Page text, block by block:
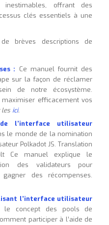
inestimables, offrant des
clés essentiels à une
brèves descriptions de
: Ce manuel fournit des
sur la façon de réclamer
de notre écosystème.
efficacement vos
les ici.
l’interface utilisateur
le monde de la nomination
Polkadot JS. Translation
Ce manuel explique le
des validateurs pour
des récompenses.
l’interface utilisateur
le concept des pools de
participer à l’aide de